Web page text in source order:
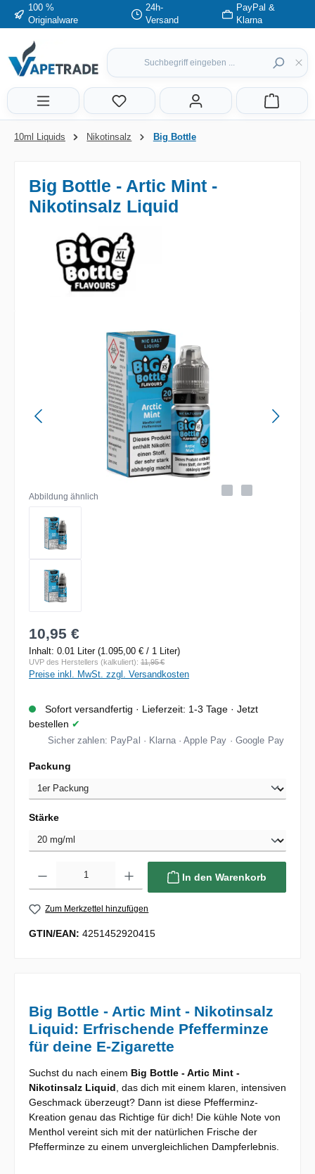
Zum Hauptinhalt springen
100 %
Originalware
24h-
Versand
PayPal &
Klarna
10ml Liquids Nikotinsalz Big Bottle
Big Bottle - Artic Mint -
Nikotinsalz Liquid
Bildergalerie überspringen
Abbildung ähnlich
Regulärer Preis:
10,95 €
Inhalt: 0.01 Liter (1.095,00 € / 1 Liter)
UVP des Herstellers (kalkuliert): 11,95 €
Preise inkl. MwSt. zzgl. Versandkosten
Sofort versandfertig · Lieferzeit: 1-3 Tage · Jetzt
bestellen ✔
Sicher zahlen: PayPal · Klarna · Apple Pay · Google Pay
Packung
Stärkeauswählen
In den Warenkorb
Zum Merkzettel hinzufügen
GTIN/EAN: 4251452920415
Big Bottle - Artic Mint - Nikotinsalz
Liquid: Erfrischende Pfefferminze
für deine E-Zigarette
Suchst du nach einem Big Bottle - Artic Mint -
Nikotinsalz Liquid, das dich mit einem klaren, intensiven
Geschmack überzeugt? Dann ist diese Pfefferminz-
Kreation genau das Richtige für dich! Die kühle Note von
Menthol vereint sich mit der natürlichen Frische der
Pfefferminze zu einem unvergleichlichen Dampferlebnis.